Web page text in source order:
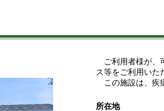
ご利用者様が、
ス等をご利用いた
この施設は、疾
所在地